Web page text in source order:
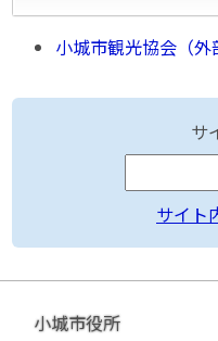
小城市観光協会（外
サ
サイト
小城市役所